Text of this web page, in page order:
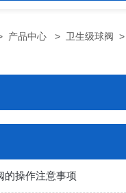
产品中心 > 卫生级球阀 >
的操作注意事项